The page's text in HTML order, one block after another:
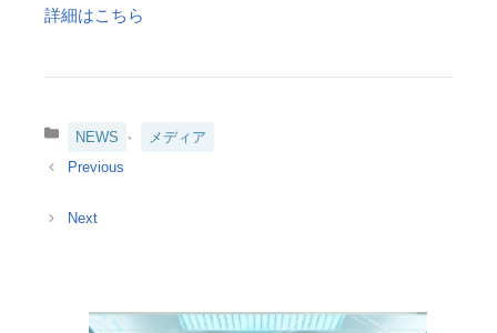
詳細はこちら
カ
ゴ
ー
NEWS 、 メディア